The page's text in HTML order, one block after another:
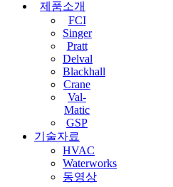
제품소개
FCI
Singer
Pratt
Delval
Blackhall
Crane
Val-
Matic
GSP
기술자료
HVAC
Waterworks
동영상